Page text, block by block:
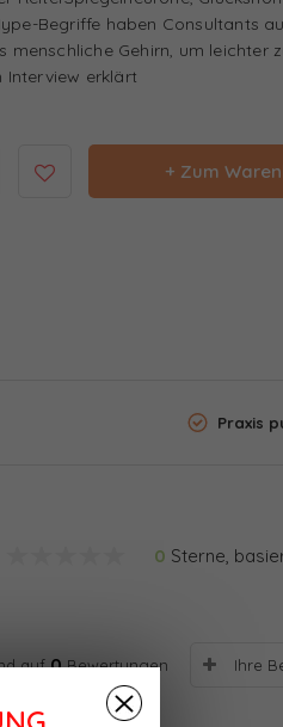
Begriffe haben Consultants
Gehirn, um leichter
Interview erklärt
+ Zum
Praxis
0 Sterne,
auf0Bewertungen Ihre